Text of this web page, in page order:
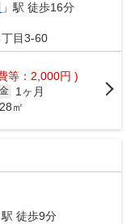
」駅 徒歩16分
丁目3-60
等：2,000円 )
1ヶ月
㎡
駅 徒歩9分